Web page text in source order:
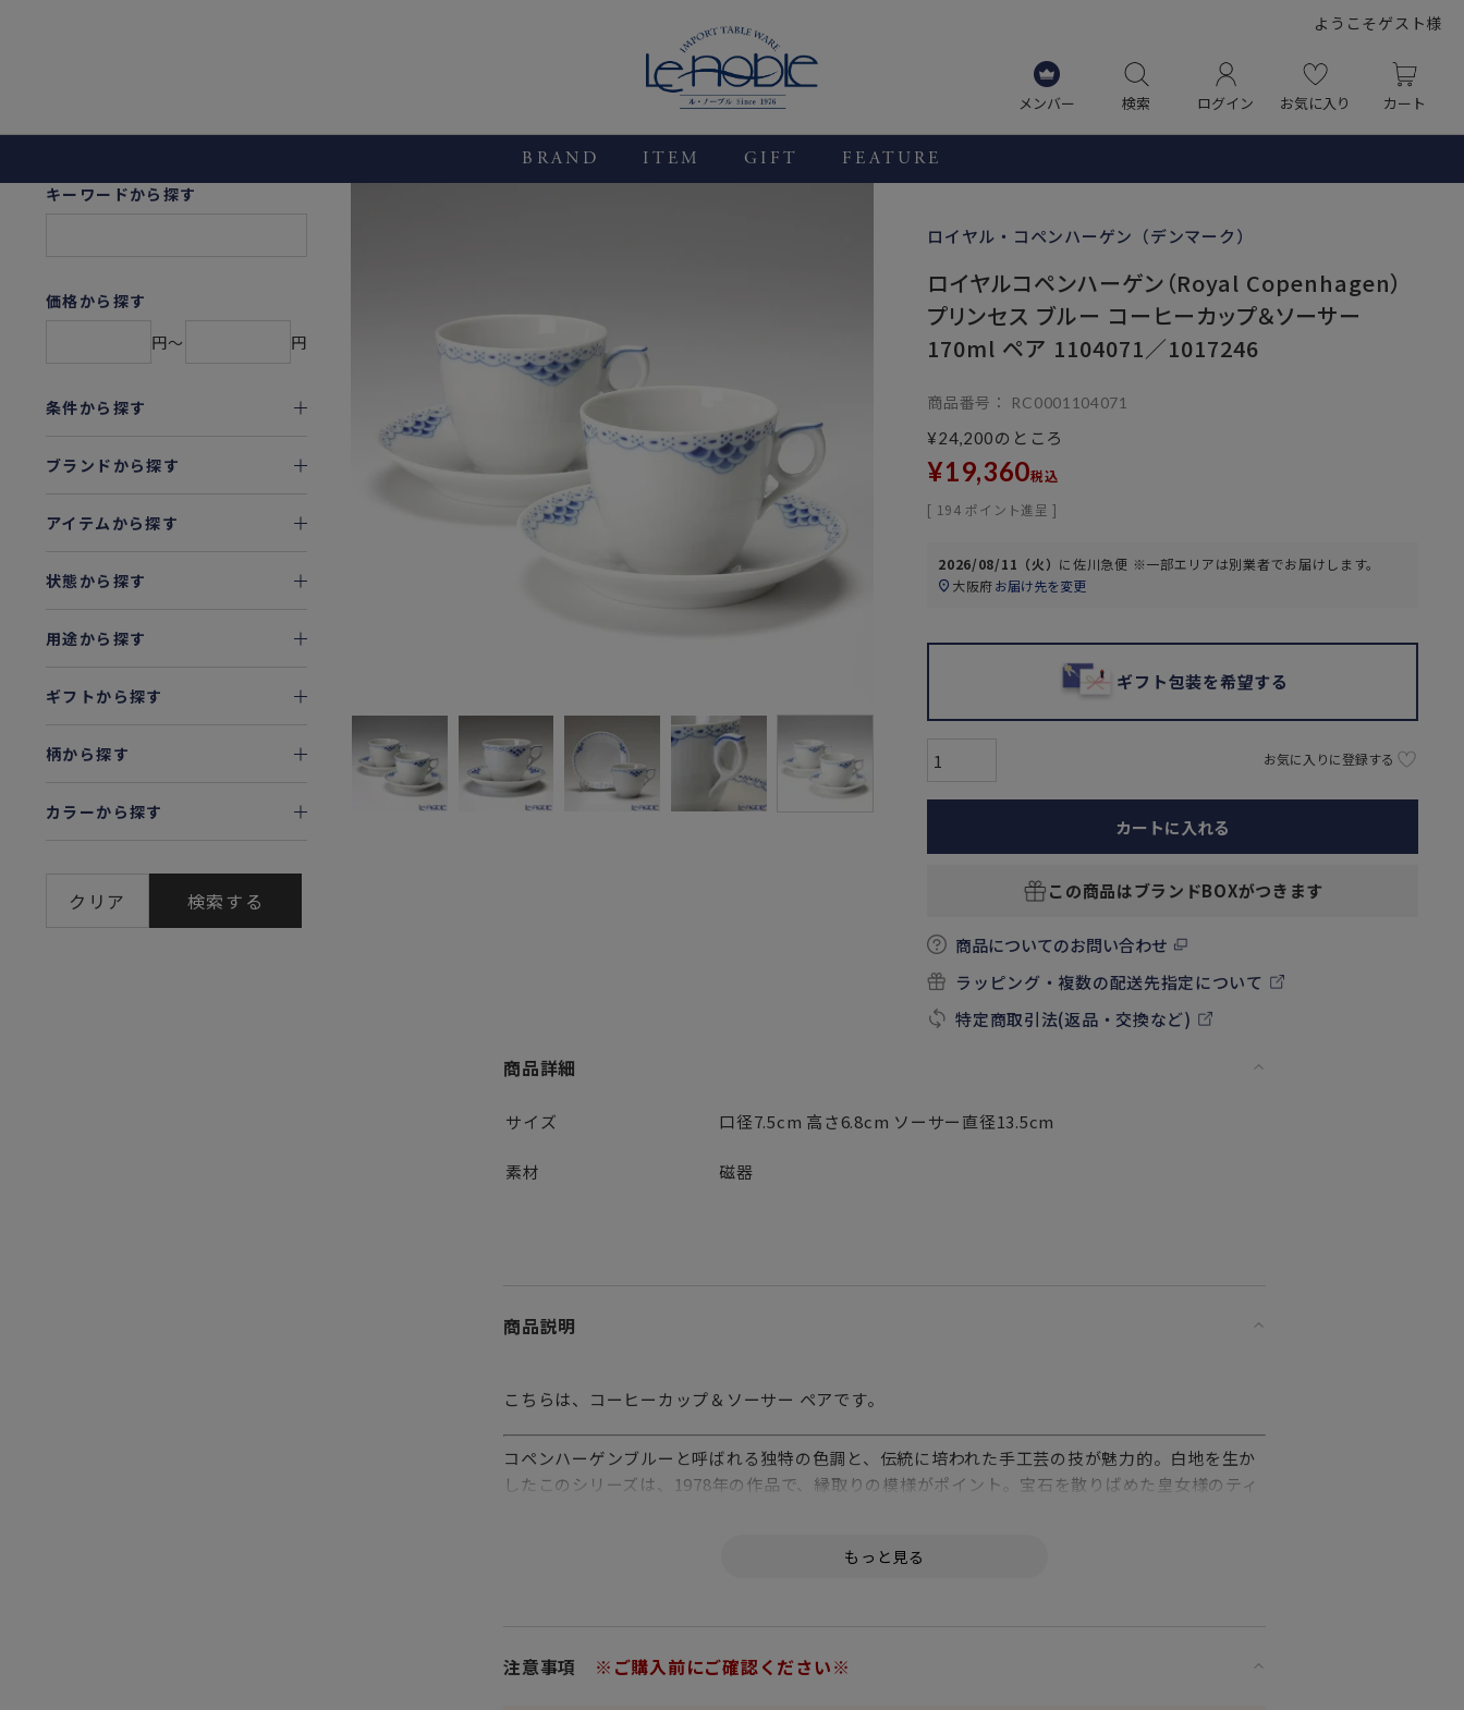
ようこそゲスト様
メンバー 検索 ログイン お気に入り カート
BRAND ITEM GIFT FEATURE
キーワードから探す
価格から探す
円〜
円
条件から探す
ブランドから探す
アイテムから探す
状態から探す
用途から探す
ギフトから探す
柄から探す
カラーから探す
クリア 検索する
ロイヤル・コペンハーゲン（デンマーク）
ロイヤルコペンハーゲン（Royal Copenhagen）
プリンセス ブルー コーヒーカップ＆ソーサー
170ml ペア 1104071／1017246
商品番号 RC0001104071
¥24,200のところ
¥19,360税込
[ 194 ポイント進呈 ]
2026/08/11（火） に佐川急便 ※一部エリアは別業者でお届けします。
大阪府お届け先を変更
ギフト包装を希望する
お気に入りに登録する
カートに入れる
この商品はブランドBOXがつきます
商品についてのお問い合わせ
ラッピング・複数の配送先指定について
特定商取引法(返品・交換など)
商品詳細
サイズ 口径7.5cm 高さ6.8cm ソーサー直径13.5cm
素材 磁器
商品説明
こちらは、コーヒーカップ＆ソーサー ペアです。
コペンハーゲンブルーと呼ばれる独特の色調と、伝統に培われた手工芸の技が魅力的。白地を生か
したこのシリーズは、1978年の作品で、縁取りの模様がポイント。宝石を散りばめた皇女様のティ
注意事項 ※ご購入前にご確認ください※